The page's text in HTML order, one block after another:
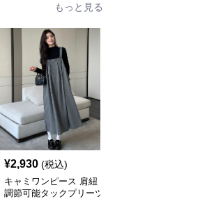
もっと見る
¥2,930 (税込)
キャミワンピース 肩紐
調節可能タックプリーツ